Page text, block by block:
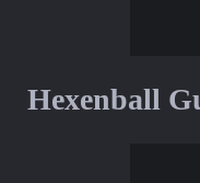
Hexenball